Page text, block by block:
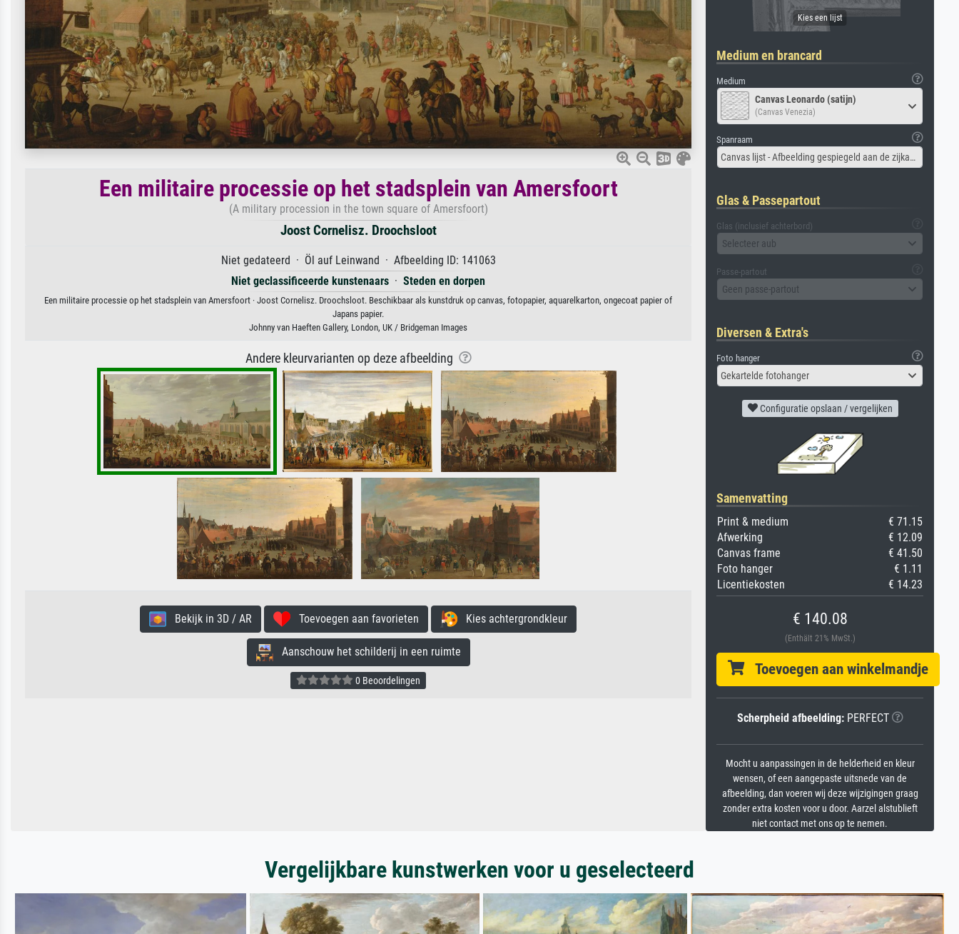
Een militaire processie op het stadsplein van Amersfoort
(A military procession in the town square of Amersfoort)
Joost Cornelisz. Droochsloot
Niet gedateerd · Öl auf Leinwand · Afbeelding ID: 141063
Niet geclassificeerde kunstenaars · Steden en dorpen
Een militaire processie op het stadsplein van Amersfoort · Joost Cornelisz. Droochsloot. Beschikbaar als kunstdruk op canvas, fotopapier, aquarelkarton, ongecoat papier of
Japans papier.
Johnny van Haeften Gallery, London, UK / Bridgeman Images
Andere kleurvarianten op deze afbeelding
Bekijk in 3D / AR Toevoegen aan favorieten Kies achtergrondkleur
Aanschouw het schilderij in een ruimte
0 Beoordelingen
Medium en brancard
Medium
Canvas Leonardo (satijn)
(Canvas Venezia)
Spanraam
Canvas lijst - Afbeelding gespiegeld aan de zijkant
Glas & Passepartout
Glas (inclusief achterbord)
Selecteer aub
Passe-partout
Geen passe-partout
Diversen & Extra's
Foto hanger
Gekartelde fotohanger
Configuratie opslaan / vergelijken
Samenvatting
Print & medium
€ 71.15
Afwerking
€ 12.09
Canvas frame
€ 41.50
Foto hanger
€ 1.11
Licentiekosten
€ 14.23
€ 140.08
(Enthält 21% MwSt.)
Toevoegen aan winkelmandje
Scherpheid afbeelding:PERFECT
Mocht u aanpassingen in de helderheid en kleur
wensen, of een aangepaste uitsnede van de
afbeelding, dan voeren wij deze wijzigingen graag
zonder extra kosten voor u door. Aarzel alstublieft
niet contact met ons op te nemen.
Vergelijkbare kunstwerken voor u geselecteerd